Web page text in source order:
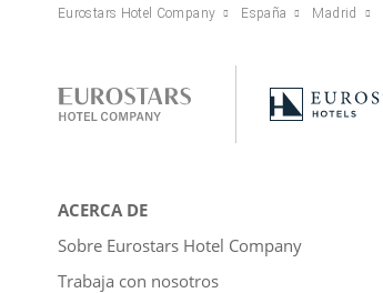
Eurostars Hotel Company España Madrid
ACERCA DE
Sobre Eurostars Hotel Company
Trabaja con nosotros